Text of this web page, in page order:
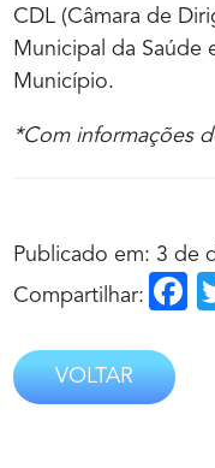
CDL (Câmara de
Municipal da Saúde
Município.
*Com informações
Publicado em: 3 de
Compartilhar:
VOLTAR